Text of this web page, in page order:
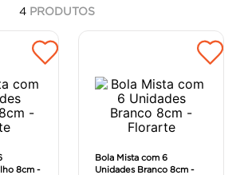
4 PRODUTOS
8cm -
Bola Mista com 6
Unidades Branco 8cm -